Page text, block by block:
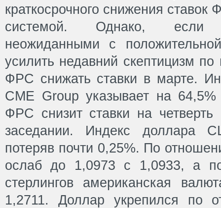
краткосрочного снижения ставок
системой. Однако, если
неожиданными с
усилить недавний скептицизм по
ФРС снижать ставки в марте.
CME Group указывает на 64,5%
ФРС снизит ставки на четверть
заседании. Индекс доллара
потеряв почти 0,25%. По
ослаб до 1,0973 с 1,0933, а
стерлингов американская
1,2711. Доллар укрепился по